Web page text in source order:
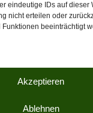
eindeutige IDs auf dieser
nicht erteilen oder
beeinträchtigt
Akzeptieren
Ablehnen
im